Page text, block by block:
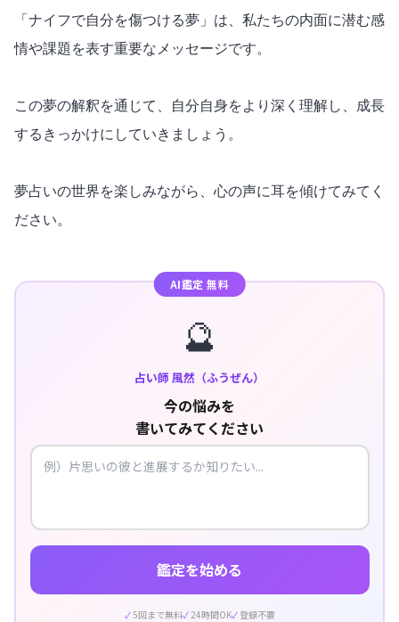
「ナイフで自分を傷つける夢」は、私たちの内面に潜む感
情や課題を表す重要なメッセージです。
この夢の解釈を通じて、自分自身をより深く理解し、成長
するきっかけにしていきましょう。
夢占いの世界を楽しみながら、心の声に耳を傾けてみてく
ださい。
AI鑑定 無料
🔮
占い師 風然（ふうぜん）
今の悩みを
書いてみてください
鑑定を始める
5回まで無料 24時間OK 登録不要